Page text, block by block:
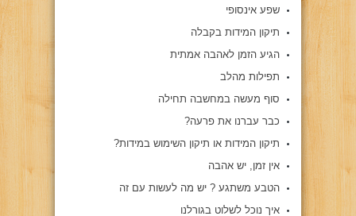
שפע אינסופי
תיקון המידות בקבלה
הגיע הזמן לאהבה אמתית
תפילות מהלב
סוף מעשה במחשבה תחילה
כבר עברנו את פרעה?
תיקון המידות או תיקון השימוש במידות?
אין זמן, יש אהבה
הטבע משתגע ? יש מה לעשות עם זה
איך נוכל לשלוט בגורלנו